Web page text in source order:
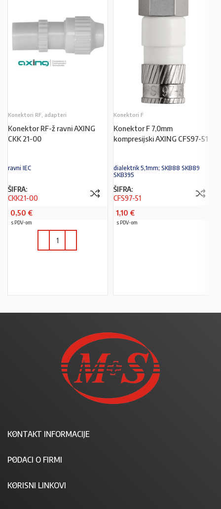
Konektori RF, adapteri
Konektor RF-ž ravni AXING
CKK 21-00
ravni IEC
ŠIFRA:
CKK21-00
0,50 €
s PDV-om
Konektori F
Konektor F 7,0mm
kompresijski AXING CFS97-51
dialektrik 5,1mm; SKB88 SKB89
SKB395
ŠIFRA:
CFS97-51
1,10 €
s PDV-om
KONTAKT INFORMACIJE
PODACI O FIRMI
KORISNI LINKOVI